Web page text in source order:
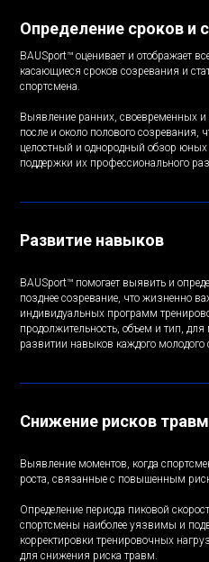
Определение сроков и
BAUSport™ оценивает и отображает
касающиеся сроков созревания и
спортсмена.
Выявление ранних, своевременных и
после и около полового созревания,
целостный и однородный обзор
поддержки их профессионального
Развитие навыков
BAUSport™ помогает выявить и
позднее созревание, что жизненно
индивидуальных программ
продолжительность, объем и тип,
развитии навыков каждого молодого
Снижение рисков травм
Выявление моментов, когда
роста, связанные с повышенным
Определение периода пиковой
спортсмены наиболее уязвимы и
корректировки тренировочных
для снижения риска травм.